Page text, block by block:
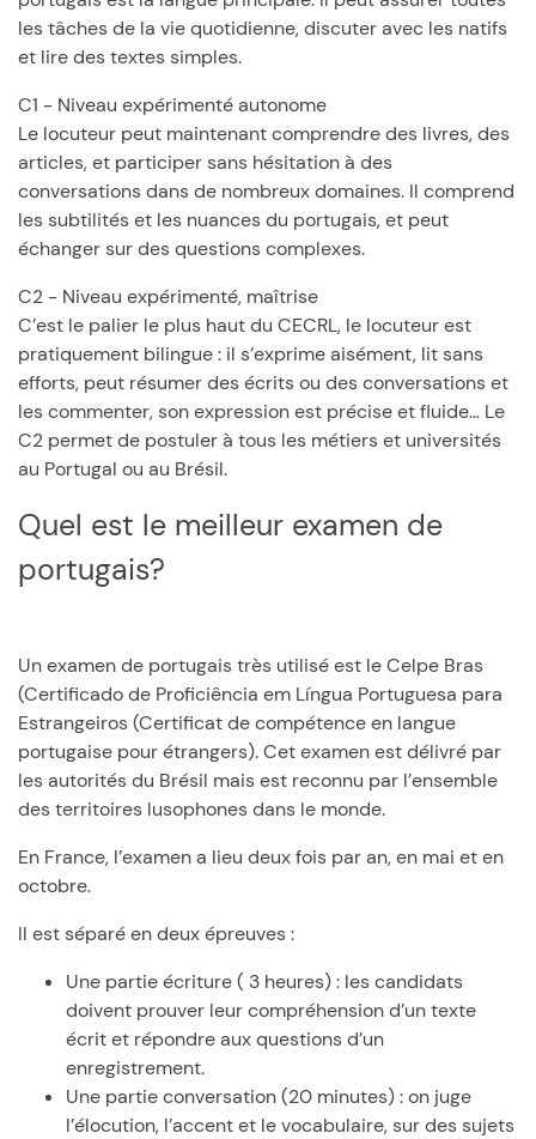
les tâches de la vie quotidienne, discuter avec les natifs
et lire des textes simples.
C1 - Niveau expérimenté autonome
Le locuteur peut maintenant comprendre des livres, des
articles, et participer sans hésitation à des
conversations dans de nombreux domaines. Il comprend
les subtilités et les nuances du portugais, et peut
échanger sur des questions complexes.
C2 - Niveau expérimenté, maîtrise
C’est le palier le plus haut du CECRL, le locuteur est
pratiquement bilingue : il s’exprime aisément, lit sans
efforts, peut résumer des écrits ou des conversations et
les commenter, son expression est précise et fluide… Le
C2 permet de postuler à tous les métiers et universités
au Portugal ou au Brésil.
Quel est le meilleur examen de
portugais?
Un examen de portugais très utilisé est le Celpe Bras
(Certificado de Proficiência em Língua Portuguesa para
Estrangeiros (Certificat de compétence en langue
portugaise pour étrangers). Cet examen est délivré par
les autorités du Brésil mais est reconnu par l’ensemble
des territoires lusophones dans le monde.
En France, l’examen a lieu deux fois par an, en mai et en
octobre.
Il est séparé en deux épreuves :
Une partie écriture ( 3 heures) : les candidats
doivent prouver leur compréhension d’un texte
écrit et répondre aux questions d’un
enregistrement.
Une partie conversation (20 minutes) : on juge
l’élocution, l’accent et le vocabulaire, sur des sujets